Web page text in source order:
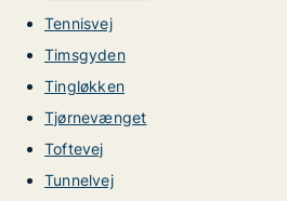
Tennisvej
Timsgyden
Tingløkken
Tjørnevænget
Toftevej
Tunnelvej